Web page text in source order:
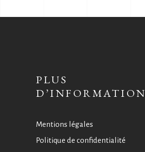
PLUS
D’INFORMATION
Mentions légales
Politique de confidentialité